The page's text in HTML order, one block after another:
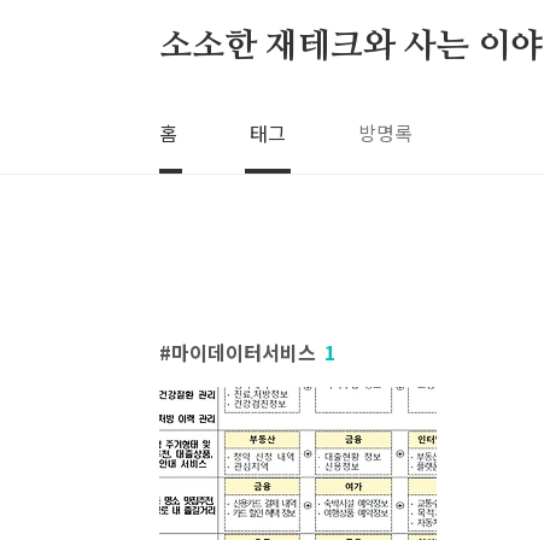
소소한 재테크와 사는 이
홈 태그 방명록
마이데이터서비스 1